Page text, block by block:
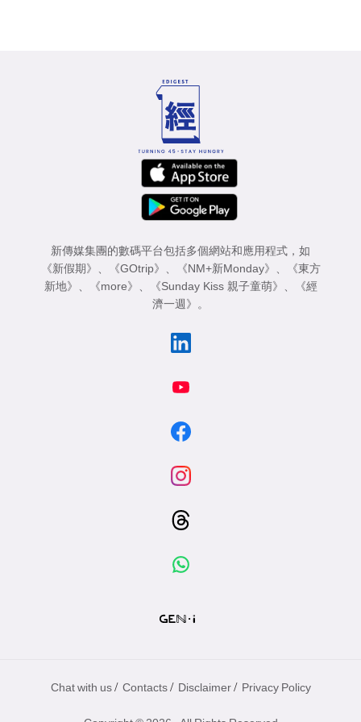
新傳媒集團的數碼平台包括多個網站和應用程式，如
《新假期》 、 《GOtrip》 、 《NM+新Monday》 、
《東方
新地》 、 《more》 、 《Sunday Kiss 親子童萌》 、
《經
濟一週》 。
Chat with us / Contacts / Disclaimer / Privacy Policy